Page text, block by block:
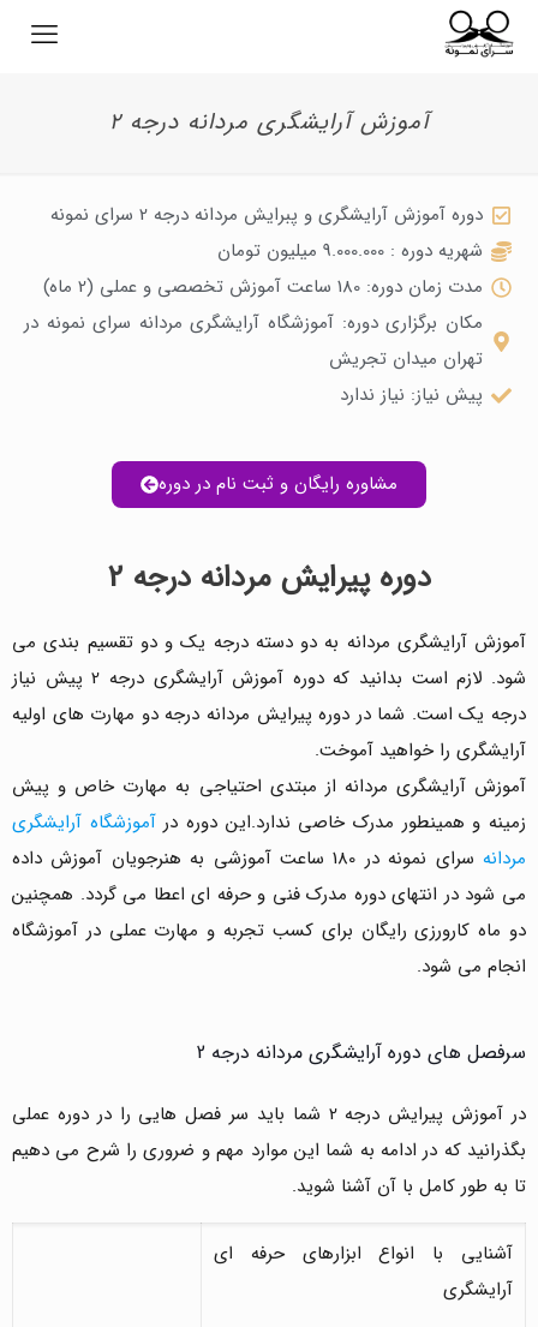
آموزش آرایشگری مردانه درجه 2
دوره آموزش آرایشگری و پبرایش مردانه درجه 2 سرای نمونه
شهریه دوره : 9.000.000 میلیون تومان
مدت زمان دوره: 180 ساعت آموزش تخصصی و عملی (2 ماه)
مکان برگزاری دوره: آموزشگاه آرایشگری مردانه سرای نمونه در
تهران میدان تجریش
پیش نیاز: نیاز ندارد
مشاوره رایگان و ثبت نام در دوره
دوره پیرایش مردانه درجه 2
آموزش آرایشگری مردانه به دو دسته درجه یک و دو تقسیم بندی می
شود. لازم است بدانید که دوره آموزش آرایشگری درجه 2 پیش نیاز
درجه یک است. شما در دوره پیرایش مردانه درجه دو مهارت های اولیه
آرایشگری را خواهید آموخت.
آموزش آرایشگری مردانه از مبتدی احتیاجی به مهارت خاص و پیش
زمینه و همینطور مدرک خاصی ندارد.این دوره درآموزشگاه آرایشگری
مردانه
سرای نمونه در 180 ساعت آموزشی به هنرجویان آموزش داده
می شود در انتهای دوره مدرک فنی و حرفه ای اعطا می گردد. همچنین
دو ماه کارورزی رایگان برای کسب تجربه و مهارت عملی در آموزشگاه
انجام می شود.
سرفصل های دوره آرایشگری مردانه درجه 2
در آموزش پیرایش درجه 2 شما باید سر فصل هایی را در دوره عملی
بگذرانید که در ادامه به شما این موارد مهم و ضروری را شرح می دهیم
تا به طور کامل با آن آشنا شوید.
آشنایی با انواع ابزارهای حرفه ای
آرایشگری